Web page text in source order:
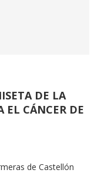
DE LA
EL CÁNCER DE
de Castellón